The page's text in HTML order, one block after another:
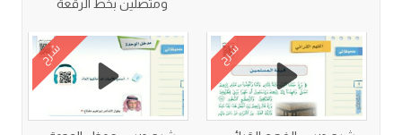
ومتصلين بخط الرقعة
شرح شرح